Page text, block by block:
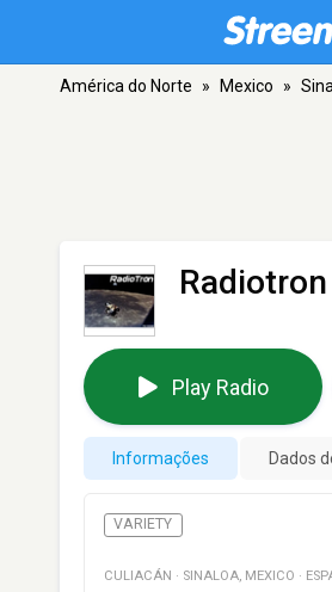
América do Norte » Mexico »
Radiotron
Play Radio
Informações Dados
VARIETY
CULIACÁN · SINALOA, MEXICO ·